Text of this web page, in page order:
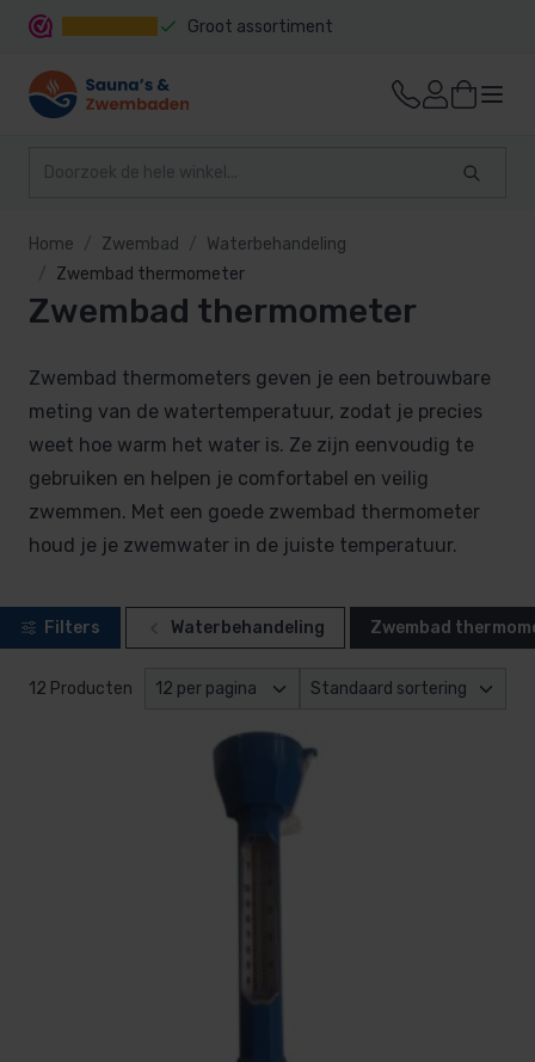
Groot assortiment
Home Zwembad
Waterbehandeling
Zwembad thermometer
Zwembad thermometer
Zwembad thermometers geven je een betrouwbare
meting van de watertemperatuur, zodat je precies
weet hoe warm het water is. Ze zijn eenvoudig te
gebruiken en helpen je comfortabel en veilig
zwemmen. Met een goede zwembad thermometer
houd je je zwemwater in de juiste temperatuur.
Filters Waterbehandeling Zwembad
12 Producten